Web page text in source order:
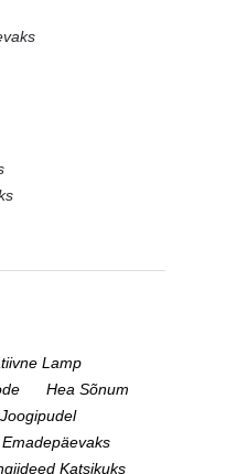
Lamp
Hea Sõnum
Joogipudel
Katsikuks